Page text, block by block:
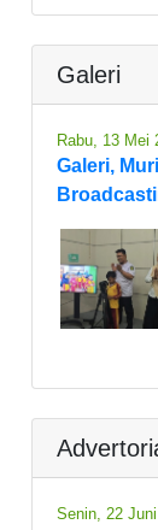
Galeri
Rabu, 13 Mei
Galeri,
Senin, 22